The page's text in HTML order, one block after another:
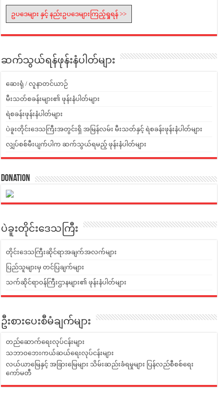
ဥပဒေများ နှင့် နည်းဥပဒေများကြည့်ရှုရန် >>
ဆက်သွယ်ရန်ဖုန်းနံပါတ်များ
ဆေးရုံ / လူနာတင်ယာဉ်
မီးသတ်စခန်းများ၏ ဖုန်းနံပါတ်များ
ရဲစခန်းဖုန်းနံပါတ်များ
ပဲခူးတိုင်းဒေသကြီးအတွင်းရှိ အမြန်လမ်း မီးသတ်နှင့် ရဲစခန်းဖုန်းနံပါတ်များ
လျှပ်စစ်မီးပျက်ပါက ဆက်သွယ်ရမည့် ဖုန်းနံပါတ်များ
Donation
ပဲခူးတိုင်းဒေသကြီး
တိုင်းဒေသကြီးဆိုင်ရာအချက်အလက်များ
ပြည်သူများမှ တင်ပြချက်များ
သက်ဆိုင်ရာဝန်ကြီးဌာနများ၏ ဖုန်းနံပါတ်များ
ဦးစားပေးစီမံချက်များ
တည်ဆောက်ရေးလုပ်ငန်းများ
သဘာဝဘေးကယ်ဆယ်ရေးလုပ်ငန်းများ
လယ်ယာမြေနှင့် အခြားမြေများ သိမ်းဆည်းခံရမှုများ ပြန်လည်စီစစ်ရေး
ကော်မတီ